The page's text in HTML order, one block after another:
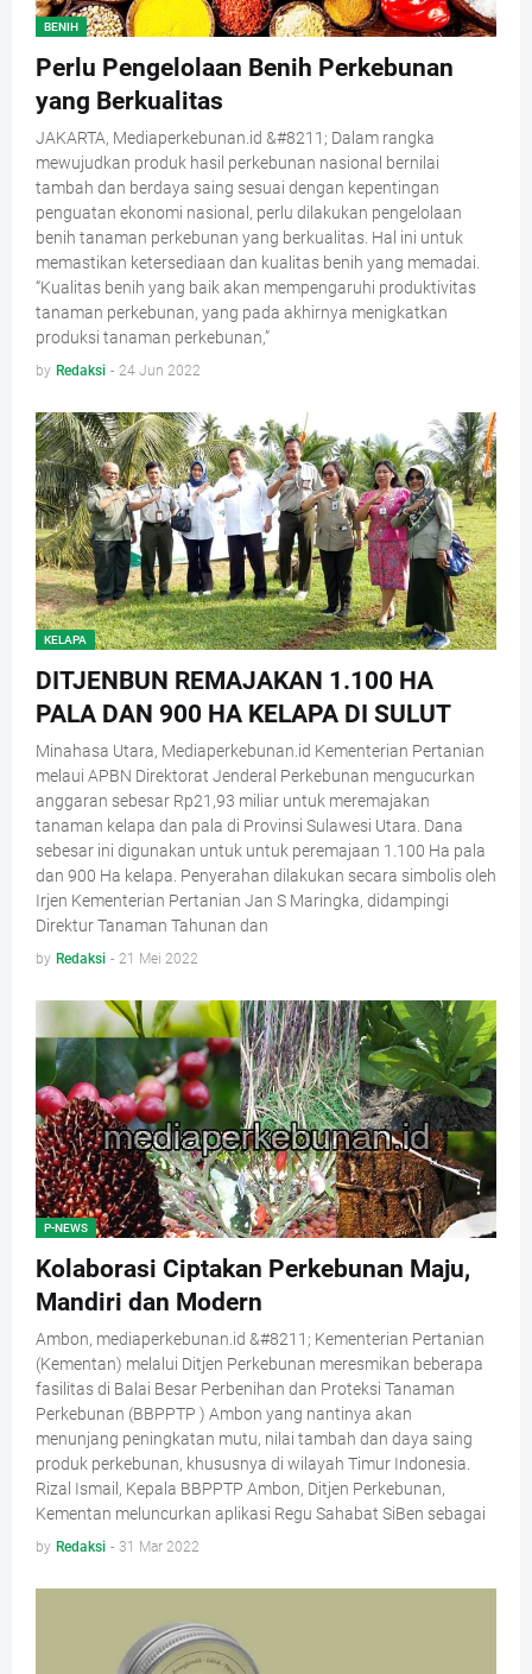
BENIH
Perlu Pengelolaan Benih Perkebunan
yang Berkualitas
JAKARTA, Mediaperkebunan.id &#8211; Dalam rangka
mewujudkan produk hasil perkebunan nasional bernilai
tambah dan berdaya saing sesuai dengan kepentingan
penguatan ekonomi nasional, perlu dilakukan pengelolaan
benih tanaman perkebunan yang berkualitas. Hal ini untuk
memastikan ketersediaan dan kualitas benih yang memadai.
“Kualitas benih yang baik akan mempengaruhi produktivitas
tanaman perkebunan, yang pada akhirnya menigkatkan
produksi tanaman perkebunan,”
by Redaksi - 24 Jun 2022
KELAPA
DITJENBUN REMAJAKAN 1.100 HA
PALA DAN 900 HA KELAPA DI SULUT
Minahasa Utara, Mediaperkebunan.id Kementerian Pertanian
melaui APBN Direktorat Jenderal Perkebunan mengucurkan
anggaran sebesar Rp21,93 miliar untuk meremajakan
tanaman kelapa dan pala di Provinsi Sulawesi Utara. Dana
sebesar ini digunakan untuk untuk peremajaan 1.100 Ha pala
dan 900 Ha kelapa. Penyerahan dilakukan secara simbolis oleh
Irjen Kementerian Pertanian Jan S Maringka, didampingi
Direktur Tanaman Tahunan dan
by Redaksi - 21 Mei 2022
P-NEWS
Kolaborasi Ciptakan Perkebunan Maju,
Mandiri dan Modern
Ambon, mediaperkebunan.id &#8211; Kementerian Pertanian
(Kementan) melalui Ditjen Perkebunan meresmikan beberapa
fasilitas di Balai Besar Perbenihan dan Proteksi Tanaman
Perkebunan (BBPPTP ) Ambon yang nantinya akan
menunjang peningkatan mutu, nilai tambah dan daya saing
produk perkebunan, khususnya di wilayah Timur Indonesia.
Rizal Ismail, Kepala BBPPTP Ambon, Ditjen Perkebunan,
Kementan meluncurkan aplikasi Regu Sahabat SiBen sebagai
by Redaksi - 31 Mar 2022